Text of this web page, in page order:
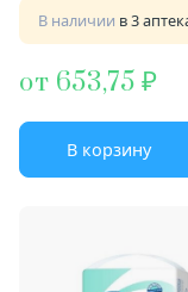
В наличии в 3
от 653,75
В корзину